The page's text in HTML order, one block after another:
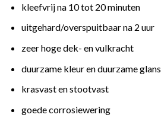
kleefvrij na 10 tot 20 minuten
uitgehard/overspuitbaar na 2 uur
zeer hoge dek- en vulkracht
duurzame kleur en duurzame glans
krasvast en stootvast
goede corrosiewering